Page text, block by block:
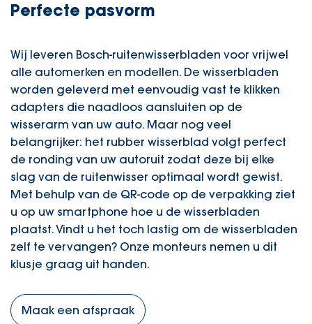
Perfecte pasvorm
Wij leveren Bosch-ruitenwisserbladen voor vrijwel
alle automerken en modellen. De wisserbladen
worden geleverd met eenvoudig vast te klikken
adapters die naadloos aansluiten op de
wisserarm van uw auto. Maar nog veel
belangrijker: het rubber wisserblad volgt perfect
de ronding van uw autoruit zodat deze bij elke
slag van de ruitenwisser optimaal wordt gewist.
Met behulp van de QR-code op de verpakking ziet
u op uw smartphone hoe u de wisserbladen
plaatst. Vindt u het toch lastig om de wisserbladen
zelf te vervangen? Onze monteurs nemen u dit
klusje graag uit handen.
Maak een afspraak